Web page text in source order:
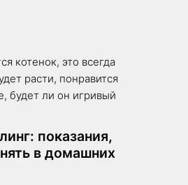
котенок, это всегда
расти, понравится
будет ли он игривый
показания,
в домашних